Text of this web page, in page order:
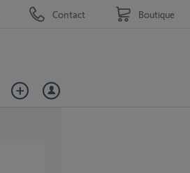
Contact Boutique